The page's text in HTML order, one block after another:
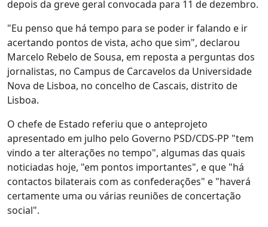
depois da greve geral convocada para 11 de dezembro.
"Eu penso que há tempo para se poder ir falando e ir
acertando pontos de vista, acho que sim", declarou
Marcelo Rebelo de Sousa, em reposta a perguntas dos
jornalistas, no Campus de Carcavelos da Universidade
Nova de Lisboa, no concelho de Cascais, distrito de
Lisboa.
O chefe de Estado referiu que o anteprojeto
apresentado em julho pelo Governo PSD/CDS-PP "tem
vindo a ter alterações no tempo", algumas das quais
noticiadas hoje, "em pontos importantes", e que "há
contactos bilaterais com as confederações" e "haverá
certamente uma ou várias reuniões de concertação
social".